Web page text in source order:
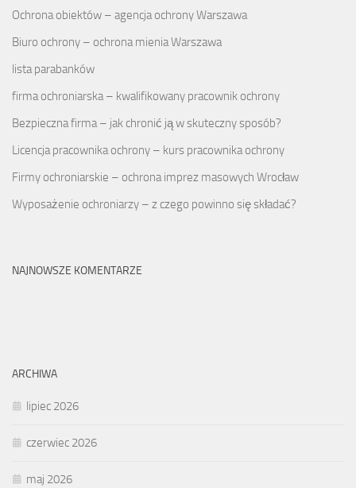
Ochrona obiektów – agencja ochrony Warszawa
Biuro ochrony – ochrona mienia Warszawa
lista parabanków
firma ochroniarska – kwalifikowany pracownik ochrony
Bezpieczna firma – jak chronić ją w skuteczny sposób?
Licencja pracownika ochrony – kurs pracownika ochrony
Firmy ochroniarskie – ochrona imprez masowych Wrocław
Wyposażenie ochroniarzy – z czego powinno się składać?
NAJNOWSZE KOMENTARZE
ARCHIWA
lipiec 2026
czerwiec 2026
maj 2026